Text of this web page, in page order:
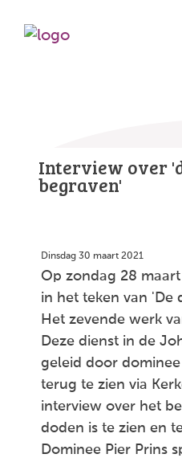
Interview over
begraven'
Dinsdag 30 maart 2021
Op zondag 28
in het teken van 'De
Het zevende werk
Deze dienst in de
geleid door
terug te zien via
interview over het
doden is te zien en
Dominee Pier Prins